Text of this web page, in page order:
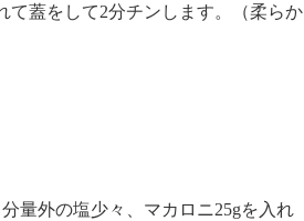
蓋をして2分チンします。（柔らか
量外の塩少々、マカロニ25gを入れ